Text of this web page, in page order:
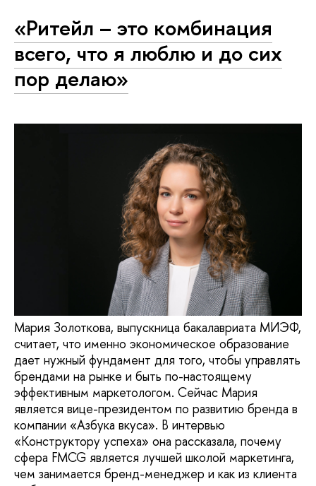
«Ритейл – это комбинация
всего, что я люблю и до сих
пор делаю»
Мария Золоткова, выпускница бакалавриата МИЭФ,
считает, что именно экономическое образование
дает нужный фундамент для того, чтобы управлять
брендами на рынке и быть по-настоящему
эффективным маркетологом. Сейчас Мария
является вице-президентом по развитию бренда в
компании «Азбука вкуса». В интервью
«Конструктору успеха» она рассказала, почему
сфера FMCG является лучшей школой маркетинга,
чем занимается бренд-менеджер и как из клиента